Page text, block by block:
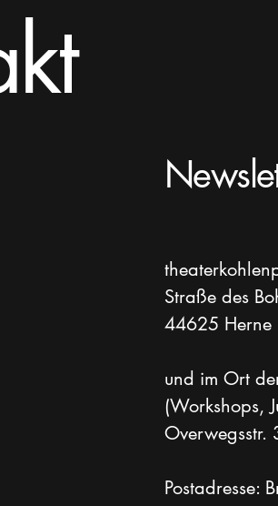
Straße des
44625 Herne
und im Ort
(Workshops,
Postadresse: